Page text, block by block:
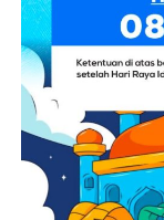
antaranya
penguatan tata
peningkatan
retribusi daerah,
Badan
pengawasan
anggaran,